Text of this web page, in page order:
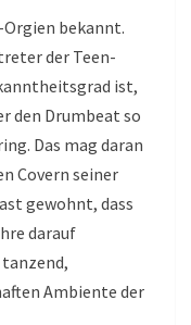
Orgien bekannt.
der Teen-
ist,
den Drumbeat so
Das mag daran
Covern seiner
gewohnt, dass
darauf
Ambiente der